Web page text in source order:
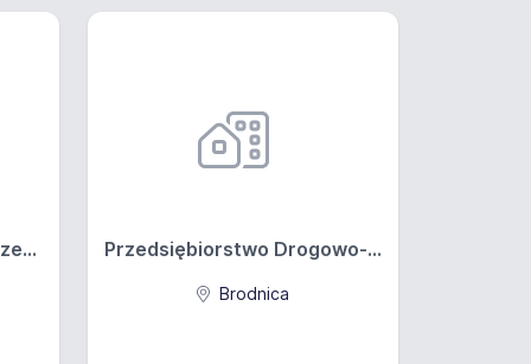
Przedsiębiorstwo Drogowo-...
Brodnica